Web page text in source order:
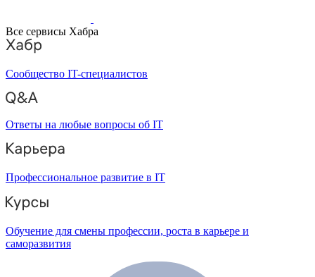
Все сервисы Хабра
Сообщество IT-специалистов
Ответы на любые вопросы об IT
Профессиональное развитие в IT
Обучение для смены профессии, роста в карьере и
саморазвития